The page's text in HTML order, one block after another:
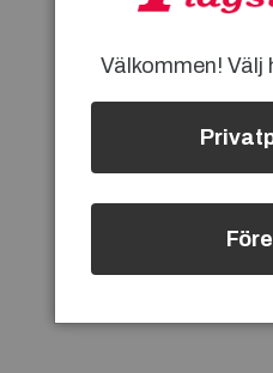
Välkommen! Välj